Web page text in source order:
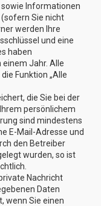
Informationen
Sie nicht
werden Ihre
und eine
haben
Jahr. Alle
Funktion „Alle
die Sie bei der
persönlichem
sind mindestens
E-Mail-Adresse und
den Betreiber
wurden, so ist
Nachricht
Daten
wenn Sie einen